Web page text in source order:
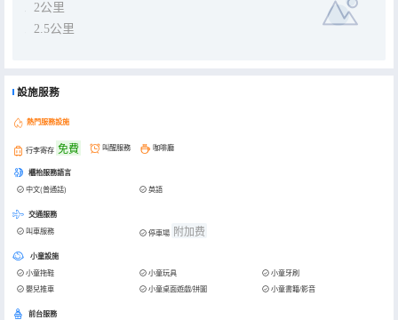
2公里
2.5公里
設施服務
熱門服務設施
行李寄存 免費 叫醒服務 咖啡廳
櫃枱服務語言
中文(普通話) 英語
交通服務
叫車服務 停車場 附加费
小童設施
小童拖鞋 小童玩具
小童牙刷
嬰兒推車
小童桌面遊戲/拼圖 小童書籍/影音
前台服務